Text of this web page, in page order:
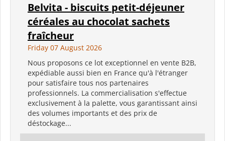
Belvita - biscuits petit-déjeuner
céréales au chocolat sachets
fraîcheur
Friday 07 August 2026
Nous proposons ce lot exceptionnel en vente B2B,
expédiable aussi bien en France qu'à l'étranger
pour satisfaire tous nos partenaires
professionnels. La commercialisation s'effectue
exclusivement à la palette, vous garantissant ainsi
des volumes importants et des prix de
déstockage...